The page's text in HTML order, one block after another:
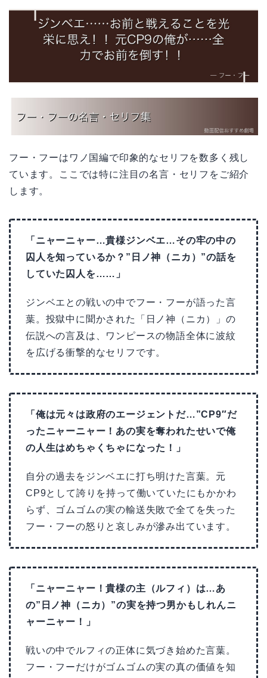
フー・フーはワノ国編で印象的なセリフを数多く残し
ています。ここでは特に注目の名言・セリフをご紹介
します。
「ニャーニャー…貴様ジンベエ…その牢の中の
囚人を知っているか？”日ノ神（ニカ）”の話を
していた囚人を……」
ジンベエとの戦いの中でフー・フーが語った言
葉。投獄中に聞かされた「日ノ神（ニカ）」の
伝説への言及は、ワンピースの物語全体に波紋
を広げる衝撃的なセリフです。
「俺は元々は政府のエージェントだ…”CP9″だ
ったニャーニャー！あの実を奪われたせいで俺
の人生はめちゃくちゃになった！」
自分の過去をジンベエに打ち明けた言葉。元
CP9として誇りを持って働いていたにもかかわ
らず、ゴムゴムの実の輸送失敗で全てを失った
フー・フーの怒りと哀しみが滲み出ています。
「ニャーニャー！貴様の主（ルフィ）は…あ
の”日ノ神（ニカ）”の実を持つ男かもしれんニ
ャーニャー！」
戦いの中でルフィの正体に気づき始めた言葉。
フー・フーだけがゴムゴムの実の真の価値を知